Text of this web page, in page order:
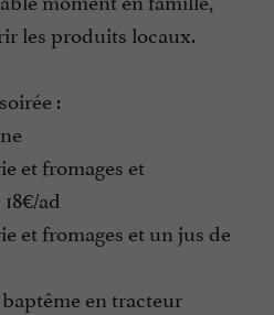
les produits locaux.
:
et fromages et
ad
et fromages et un jus de
en tracteur